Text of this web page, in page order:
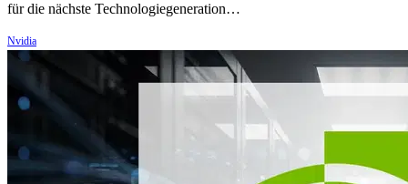
für die nächste Technologiegeneration…
Nvidia